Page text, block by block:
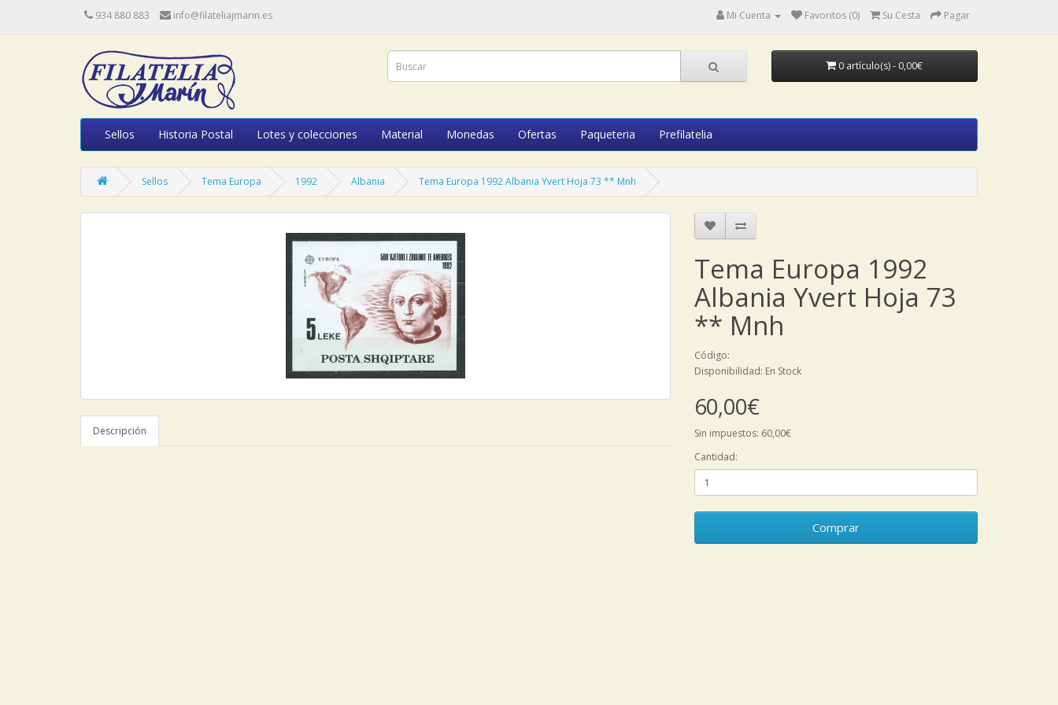
934 880 883 info@filateliajmarin.es Mi Cuenta Favoritos (0) Su Cesta Pagar
0 artículo(s) - 0,00€
Sellos Historia Postal Lotes y colecciones Material Monedas Ofertas Paqueteria Prefilatelia
Sellos Tema Europa 1992 Albania Tema Europa 1992 Albania Yvert Hoja 73 ** Mnh
Descripción
Tema Europa 1992
Albania Yvert Hoja 73
** Mnh
Código:
Disponibilidad: En Stock
60,00€
Sin impuestos: 60,00€
Cantidad:
Comprar